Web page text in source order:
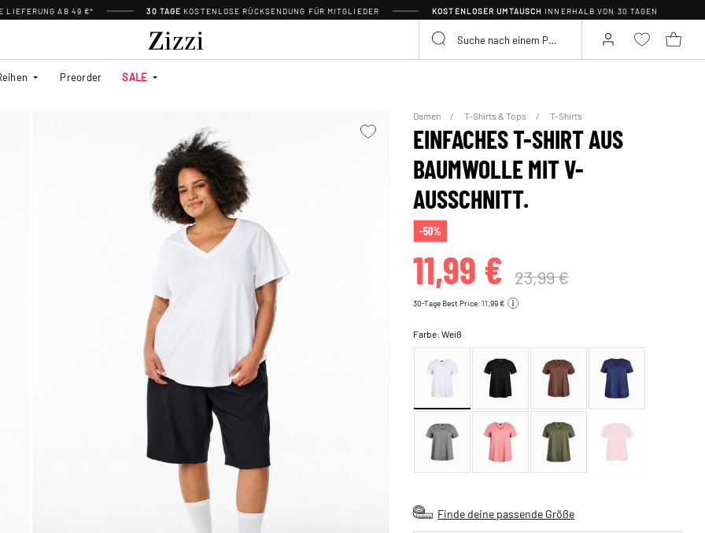
LIEFERUNG AB 49 €* 30 TAGE KOSTENLOSE RÜCKSENDUNG FÜR MITGLIEDER KOSTENLOSER UMTAUSCH INNERHALB VON 30 TAGEN
Preorder SALE
Damen T-Shirts & Tops T-Shirts
EINFACHES T-SHIRT AUS
BAUMWOLLE MIT V-
AUSSCHNITT.
-50%
11,99 € 23,99 €
30-Tage Best Price: 11,99 €
Farbe:Weiß
Finde deine passende Größe